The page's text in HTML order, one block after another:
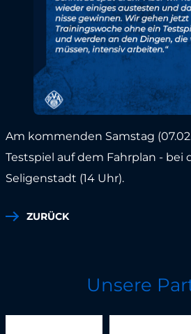
Am kommenden Samstag
Testspiel auf dem Fahrplan - bei
Seligenstadt (14 Uhr).
ZURÜCK
Unsere